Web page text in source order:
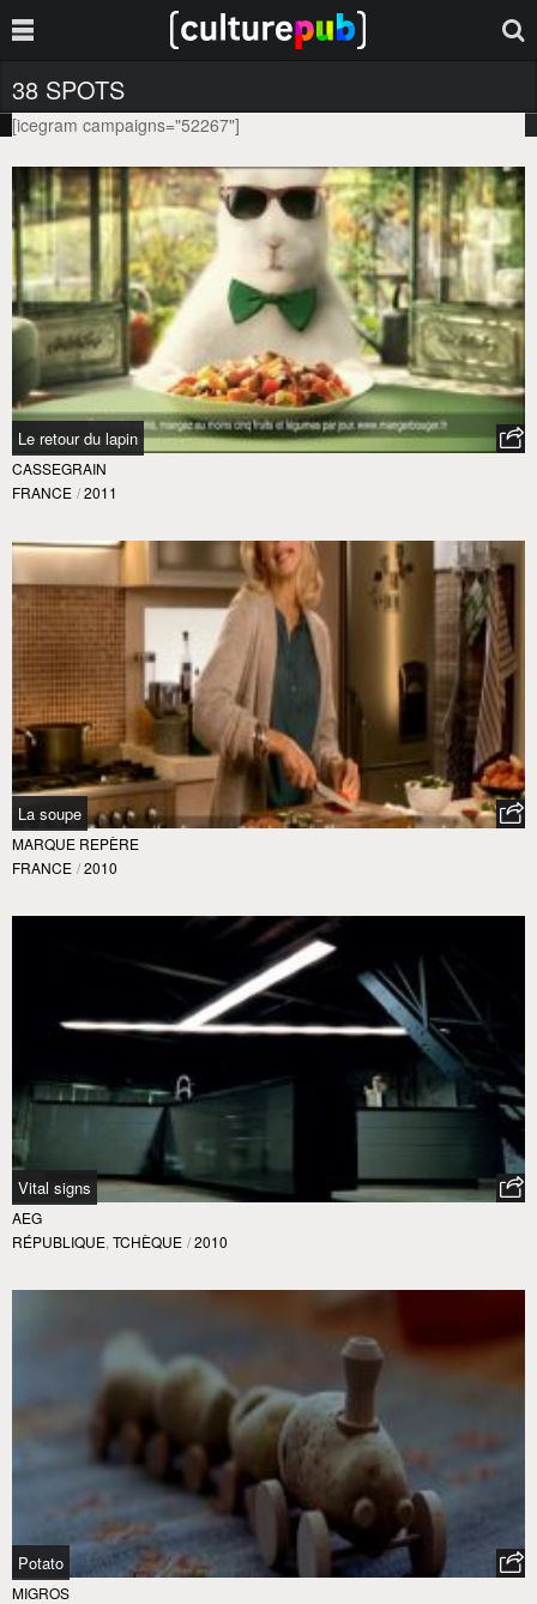
38 SPOTS
[icegram campaigns="52267"]
Le retour du lapin
CASSEGRAIN
FRANCE / 2011
La soupe
MARQUE REPÈRE
FRANCE / 2010
Vital signs
AEG
RÉPUBLIQUE, TCHÈQUE / 2010
Potato
MIGROS